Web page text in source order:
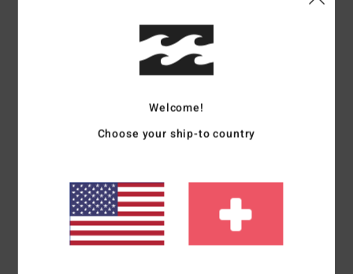
Schnürung im Nacken und in der Rückenmitte für
Herausnehmbare Körbchen
Metall-Logo an der Seite
Zusammensetzung[Hauptstoff] 69 % recyceltes
Welcome!
Choose your ship-to country